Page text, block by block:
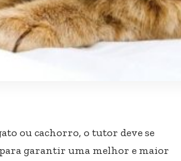
ou cachorro, o tutor deve se
para garantir uma melhor e maior